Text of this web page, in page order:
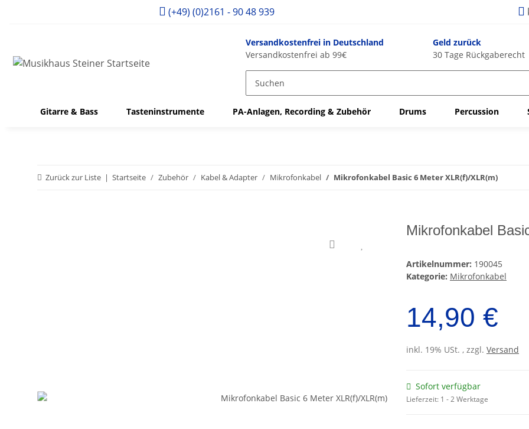
(+49) (0)2161 - 90 48 939
Versandkostenfrei in Deutschland
Versandkostenfrei ab 99€
Geld zurück
30 Tage Rückgaberecht
Gitarre & Bass Tasteninstrumente PA-Anlagen, Recording & Zubehör Drums Percussion
Zurück zur Liste Startseite Zubehör Kabel & Adapter Mikrofonkabel Mikrofonkabel Basic 6 Meter XLR(f)/XLR(m)
Mikrofonkabel
Artikelnummer: 190045
Kategorie: Mikrofonkabel
14,90 €
inkl. 19% USt. , zzgl. Versand
Sofort verfügbar
Lieferzeit: 1 - 2 Werktage